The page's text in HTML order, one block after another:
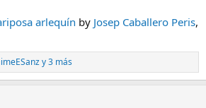
arlequín by Josep Caballero Peris,
y 3 más